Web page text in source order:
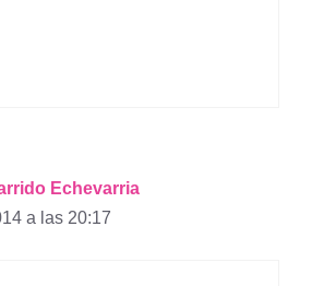
Echevarria
a las 20:17